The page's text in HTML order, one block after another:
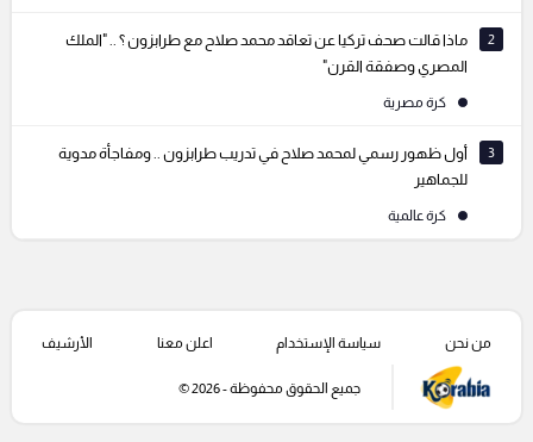
2
ماذا قالت صحف تركيا عن تعاقد محمد صلاح مع طرابزون ؟ .. "الملك
المصري وصفقة القرن"
كرة مصرية
3
أول ظهور رسمي لمحمد صلاح في تدريب طرابزون .. ومفاجأة مدوية
للجماهير
كرة عالمية
من نحن سياسة الإستخدام اعلن معنا الأرشيف
جميع الحقوق محفوظة - 2026 ©